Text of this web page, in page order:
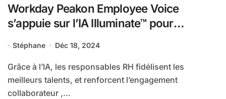
Workday Peakon Employee Voice
s’appuie sur l’IA Illuminate™ pour
collaborateurs plus exhaustifs
Stéphane Déc 18, 2024
Grâce à l’IA, les responsables RH fidélisent les
meilleurs talents, et renforcent l’engagement
collaborateur ,...